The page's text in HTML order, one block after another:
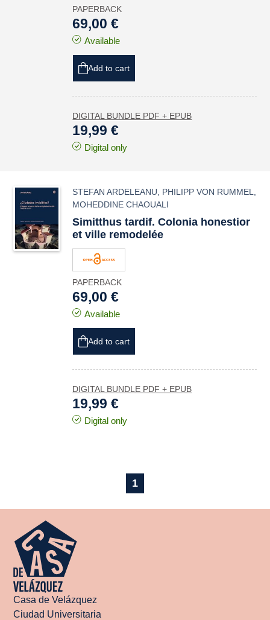
PAPERBACK
69,00 €
Available
Add to cart
DIGITAL BUNDLE PDF + EPUB
19,99 €
Digital only
STEFAN ARDELEANU PHILIPP VON RUMMEL
MOHEDDINE CHAOUALI
Simitthus tardif.Colonia honestior
et ville remodelée
PAPERBACK
69,00 €
Available
Add to cart
DIGITAL BUNDLE PDF + EPUB
19,99 €
Digital only
1
Casa de Velázquez
Ciudad Universitaria